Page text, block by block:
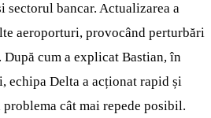
sectorul bancar. Actualizarea a
aeroporturi, provocând perturbări
cum a explicat Bastian, în
echipa Delta a acționat rapid și
cât mai repede posibil.